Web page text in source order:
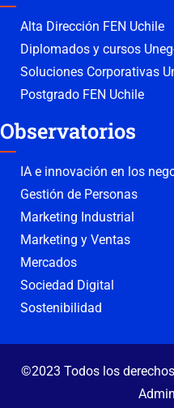
Alta Dirección FEN Uchile
Diplomados y cursos
Soluciones Corporativas
Postgrado FEN Uchile
Observatorios
IA e innovación en los
Gestión de Personas
Marketing Industrial
Marketing y Ventas
Mercados
Sociedad Digital
Sostenibilidad
©2023 Todos los